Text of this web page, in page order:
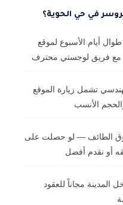
في حي الحوية؟
أيام الأسبوع لموقع
مع فريق لوجستي محترف
تشمل زيارة الموقع
الأنسب
الطائف — لو حصلت على
أو نقدم أفضل
المدينة مجاناً للعقود